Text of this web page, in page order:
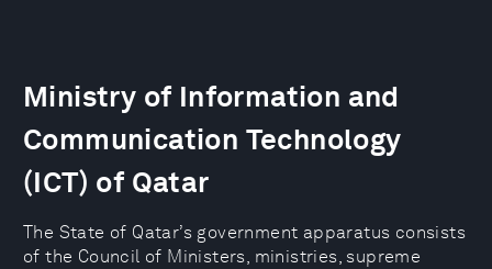
Ministry of Information and
Communication Technology
(ICT) of Qatar
The State of Qatar’s government apparatus consists
of the Council of Ministers, ministries, supreme